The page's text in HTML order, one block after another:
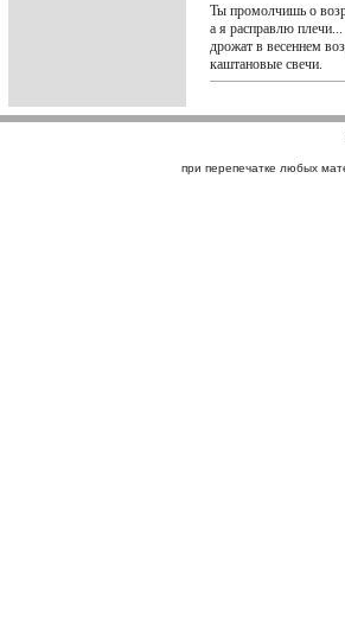
Ты промолчишь о
а я расправлю плечи...
дрожат в весеннем
каштановые свечи.
при перепечатке любых